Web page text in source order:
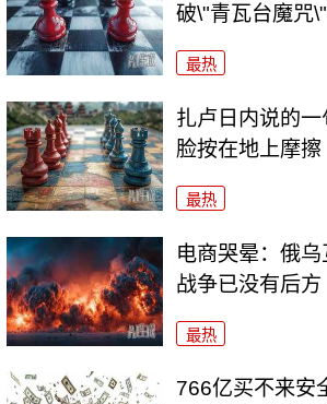
破\"青瓦台魔咒\"
最热
扎卢日内说的
脸按在地上摩擦
最热
电商哭晕：俄乌
战争已没有后方
最热
766亿买不来安